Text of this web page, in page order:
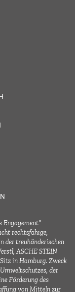
Engagement“
rechtsfähige,
der treuhänderischen
ASCHE STEIN
in Hamburg. Zweck
der
Förderung des
von Mitteln zur